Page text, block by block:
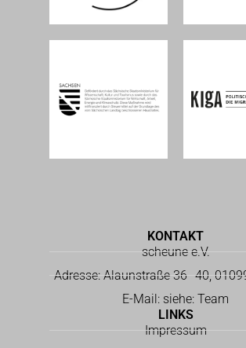
KONTAKT
scheune e.V.
Adresse: Alaunstraße 36–40,
E-Mail: siehe: Team
LINKS
Impressum